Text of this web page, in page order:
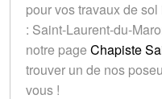
pour vos travaux de
: Saint-Laurent-du-
notre page Chapiste
trouver un de nos
vous !